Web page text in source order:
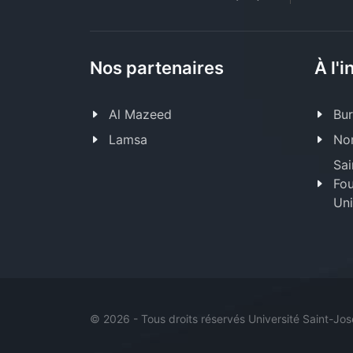
Nos partenaires
Al Mazeed
Lamsa
À
© 2026 - Tous droits réservés Université Saint-